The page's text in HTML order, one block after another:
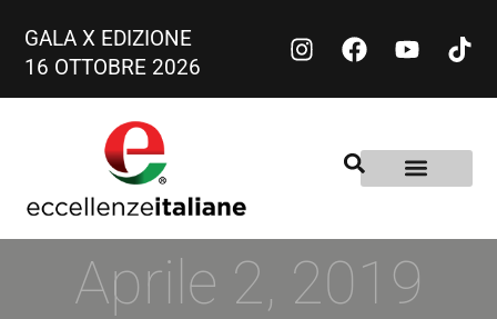
GALA X EDIZIONE
16 OTTOBRE 2026
Aprile 2, 2019